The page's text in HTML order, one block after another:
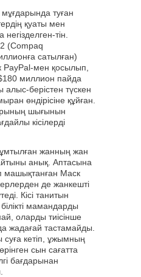
туған
қуаты мен
тін.
(Compaq
сатылған)
PayPal-мен қосылып,
миллион пайда
берістен түскен
өндірісіне құйған.
шығынын
кісілерді
жанның жан
анық. Аптасына
машықтанған Маск
де жанкешті
Кісі танитын
мамандарды
оларды тиісінше
жадағай тастамайды.
кетіп, ұжымның
сын сағатта
бағдарынан